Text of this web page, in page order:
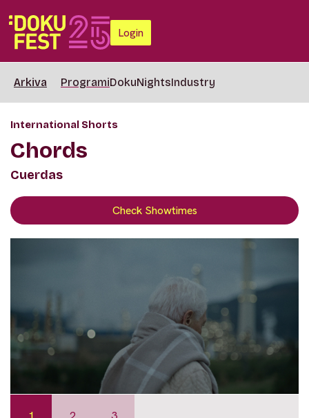
Login
Arkiva ProgramiDokuNightsIndustry
International Shorts
Chords
Cuerdas
Check Showtimes